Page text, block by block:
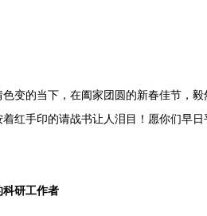
变的当下，在阖家团圆的新春佳节，
红手印的请战书让人泪目！愿你们早日
科研工作者